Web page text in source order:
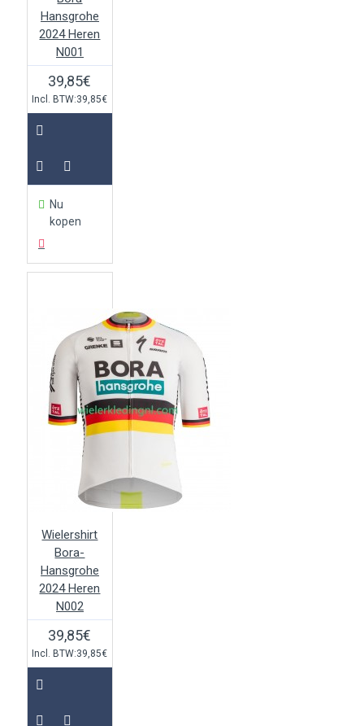
Hansgrohe
2024 Heren
N001
39,85€
Incl. BTW:39,85€
Nu
kopen
Wielershirt
Bora-
Hansgrohe
2024 Heren
N002
39,85€
Incl. BTW:39,85€